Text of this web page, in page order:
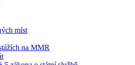
míst
na MMR